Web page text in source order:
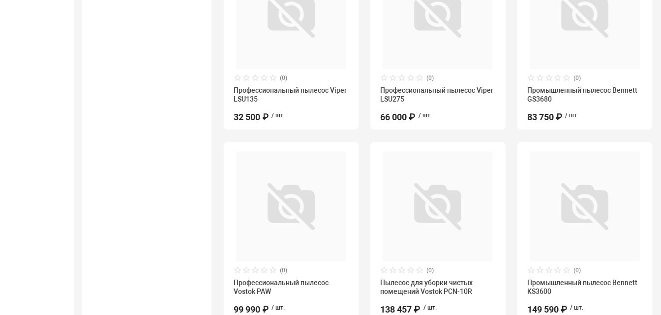
(0)
Профессиональный пылесос Viper
LSU135
32 500 ₽ / шт.
(0)
Профессиональный пылесос Viper
LSU275
66 000 ₽ / шт.
(0)
Промышленный пылесос Bennett
GS3680
83 750 ₽ / шт.
(0)
Профессиональный пылесос
Vostok PAW
99 990 ₽ / шт.
(0)
Пылесос для уборки чистых
помещений Vostok PCN-10R
138 457 ₽ / шт.
(0)
Промышленный пылесос Bennett
KS3600
149 590 ₽ / шт.